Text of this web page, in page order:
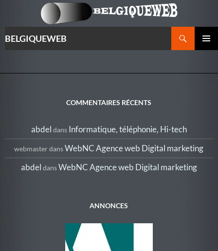
BELGIQUEWEB
CONTENU
COMMENTAIRES RÉCENTS
abdel dans Informatique, téléphonie, Hi-tech
webmasterdansWebNC Agence web Digital marketing
abdel dansWebNC Agence web Digital marketing
ANNONCES